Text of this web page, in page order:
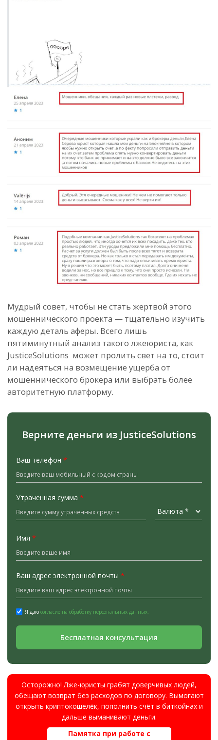
Мудрый совет, чтобы не стать жертвой этого
мошеннического проекта — тщательно изучить
каждую деталь аферы. Всего лишь
пятиминутный анализ такого лжеюриста, как
JusticeSolutions может пролить свет на то, стоит
ли надеяться на возмещение ущерба от
мошеннического брокера или выбрать более
авторитетную платформу.
Верните деньги из JusticeSolutions
Ваш телефон *
Утраченная сумма *
Имя *
Ваш адрес электронной почты *
Я даю согласие на обработку персональных данных.
Бесплатная консультация
Осторожно! Лже-юристы грабят доверчивых людей,
обещают возврат без расходов по договору. Вымогают
открыть криптокошелёк, пополнить счёт в биткойнах и
дальше выманивают деньги.
Памятка при работе с